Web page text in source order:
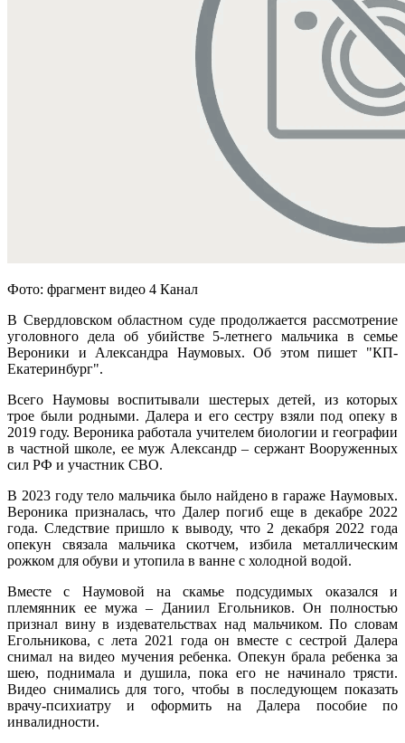
Фото: фрагмент видео 4 Канал
В Свердловском областном суде продолжается рассмотрение
уголовного дела об убийстве 5-летнего мальчика в семье
Вероники и Александра Наумовых. Об этом пишет "КП-
Екатеринбург".
Всего Наумовы воспитывали шестерых детей, из которых
трое были родными. Далера и его сестру взяли под опеку в
2019 году. Вероника работала учителем биологии и географии
в частной школе, ее муж Александр – сержант Вооруженных
сил РФ и участник СВО.
В 2023 году тело мальчика было найдено в гараже Наумовых.
Вероника призналась, что Далер погиб еще в декабре 2022
года. Следствие пришло к выводу, что 2 декабря 2022 года
опекун связала мальчика скотчем, избила металлическим
рожком для обуви и утопила в ванне с холодной водой.
Вместе с Наумовой на скамье подсудимых оказался и
племянник ее мужа – Даниил Егольников. Он полностью
признал вину в издевательствах над мальчиком. По словам
Егольникова, с лета 2021 года он вместе с сестрой Далера
снимал на видео мучения ребенка. Опекун брала ребенка за
шею, поднимала и душила, пока его не начинало трясти.
Видео снимались для того, чтобы в последующем показать
врачу-психиатру и оформить на Далера пособие по
инвалидности.